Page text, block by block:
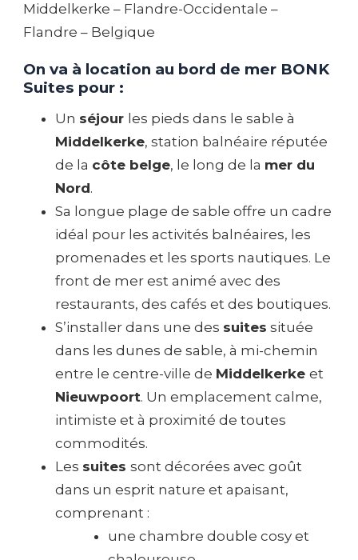
Middelkerke – Flandre-Occidentale –
Flandre – Belgique
On va à location au bord de mer BONK
Suites pour :
Un séjour les pieds dans le sable à
Middelkerke, station balnéaire réputée
de la côte belge, le long de la mer du
Nord.
Sa longue plage de sable offre un cadre
idéal pour les activités balnéaires, les
promenades et les sports nautiques. Le
front de mer est animé avec des
restaurants, des cafés et des boutiques.
S’installer dans une des suites située
dans les dunes de sable, à mi-chemin
entre le centre-ville de Middelkerke et
Nieuwpoort. Un emplacement calme,
intimiste et à proximité de toutes
commodités.
Les suites sont décorées avec goût
dans un esprit nature et apaisant,
comprenant :
une chambre double cosy et